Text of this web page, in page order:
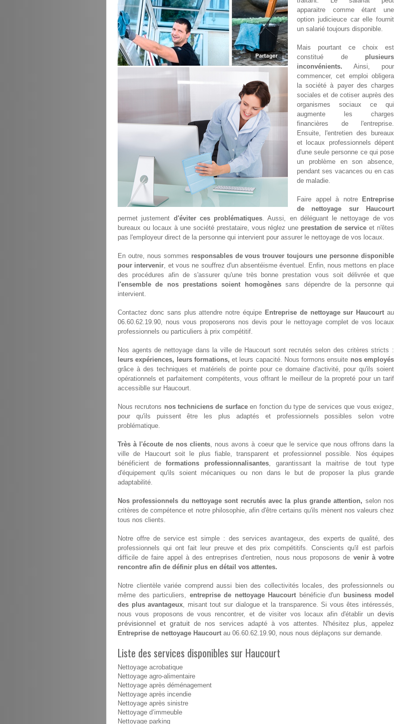
apparaitre comme étant une
option judicieuce car elle fournit
un salarié toujours disponible.
Mais pourtant ce choix est
constitué de plusieurs
inconvénients. Ainsi, pour
commencer, cet emploi obligera
la société à payer des charges
sociales et de cotiser auprès des
organismes sociaux ce qui
augmente les charges
financières de l'entreprise.
Ensuite, l'entretien des bureaux
et locaux professionnels dépent
d'une seule personne ce qui pose
un problème en son absence,
pendant ses vacances ou en cas
de maladie.
Faire appel à notre
Entreprise
de nettoyage sur Haucourt
permet justement d'éviter ces problématiques. Aussi, en déléguant le nettoyage de vos
bureaux ou locaux à une société prestataire, vous réglez une prestation de service et n'êtes
pas l'employeur direct de la personne qui intervient pour assurer le nettoyage de vos locaux.
En outre, nous sommes responsables de vous trouver toujours une personne disponible
pour intervenir, et vous ne souffrez d'un absentéisme éventuel. Enfin, nous mettons en place
des procédures afin de s'assurer qu'une très bonne prestation vous soit délivrée et que
l'ensemble de nos prestations soient homogènessans dépendre de la personne qui
intervient.
Contactez donc sans plus attendre notre équipe Entreprise de nettoyage sur Haucourt au
06.60.62.19.90, nous vous proposerons nos devis pour le nettoyage complet de vos locaux
professionnels ou particuliers à prix compétitif.
Nos agents de nettoyage dans la ville de Haucourt sont recrutés selon des critères stricts :
leurs expériences, leurs formations, et leurs capacité. Nous formons ensuite nos employés
grâce à des techniques et matériels de pointe pour ce domaine d'activité, pour qu'ils soient
opérationnels et parfaitement compétents, vous offrant le meilleur de la propreté pour un tarif
accessiblle sur Haucourt.
Nous recrutons nos techniciens de surfaceen fonction du type de services que vous exigez,
pour qu'ils puissent être les plus adaptés et professionnels possibles selon votre
problématique.
Très à l'écoute de nos clients, nous avons à coeur que le service que nous offrons dans la
ville de Haucourt soit le plus fiable, transparent et professionnel possible. Nos équipes
bénéficient deformations professionnalisantes, garantissant la maitrise de tout type
d'équipement qu'ils soient mécaniques ou non dans le but de proposer la plus grande
adaptabilité.
Nos professionnels du nettoyage sont recrutés avec la plus grande attention, selon nos
critères de compétence et notre philosophie, afin d'être certains qu'ils mènent nos valeurs chez
tous nos clients.
Notre offre de service est simple : des services avantageux, des experts de qualité, des
professionnels qui ont fait leur preuve et des prix compétitifs. Conscients qu'il est parfois
difficile de faire appel à des entreprises d'entretien, nous nous proposons de venir à votre
rencontre afin de définir plus en détail vos attentes.
Notre clientèle variée comprend aussi bien des collectivités locales, des professionnels ou
même des particuliers, entreprise de nettoyage Haucourt bénéficie d'un business model
des plus avantageux, misant tout sur dialogue et la transparence. Si vous êtes intéressés,
nous vous proposons de vous rencontrer, et de visiter vos locaux afin d'établir un devis
prévisionnel et gratuit de nos services adapté à vos attentes. N'hésitez plus, appelez
Entreprise de nettoyage Haucourt au 06.60.62.19.90, nous nous déplaçons sur demande.
Liste des services disponibles sur Haucourt
Nettoyage acrobatique
Nettoyage agro-alimentaire
Nettoyage après déménagement
Nettoyage après incendie
Nettoyage après sinistre
Nettoyage d’immeuble
Nettoyage parking